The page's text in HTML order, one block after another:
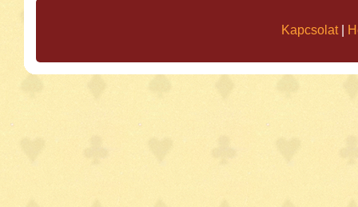
Kapcsolat|